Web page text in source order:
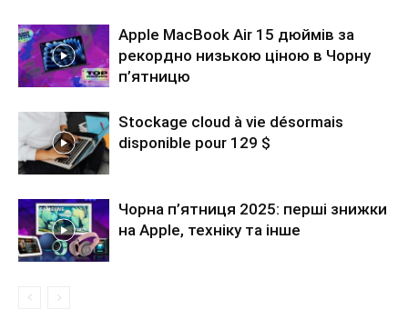
Apple MacBook Air 15 дюймів за
рекордно низькою ціною в Чорну
п’ятницю
Stockage cloud à vie désormais
disponible pour 129 $
Чорна п’ятниця 2025: перші знижки
на Apple, техніку та інше